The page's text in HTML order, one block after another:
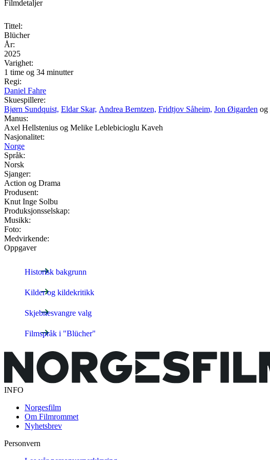
Filmdetaljer
Tittel:
Blücher
År:
2025
Varighet:
1 time og 34 minutter
Regi:
Daniel Fahre
Skuespillere:
Bjørn Sundquist, Eldar Skar, Andrea Berntzen, Fridtjov Såheim, Jon Øigarden og
Manus:
Axel Hellstenius og Melike Leblebicioglu Kaveh
Nasjonalitet:
Norge
Språk:
Norsk
Sjanger:
Action og Drama
Produsent:
Knut Inge Solbu
Produksjonsselskap:
Musikk:
Foto:
Medvirkende:
Oppgaver
Historisk bakgrunn
Kilder og kildekritikk
Skjebnesvangre valg
Filmspråk i "Blücher"
INFO
Norgesfilm
Om Filmrommet
Nyhetsbrev
Personvern